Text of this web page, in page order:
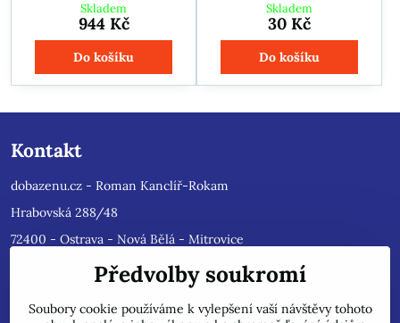
Skladem
944 Kč
Do košíku
Skladem
30 Kč
Do košíku
Kontakt
dobazenu.cz - Roman Kanclíř-Rokam
Hrabovská 288/48
72400 - Ostrava - Nová Bělá - Mitrovice
rokam@seznam.cz
(Prosíme nyní dotazy do mailu, ihned
odpovíme, jsme přetíženi). Reklamace prosíme pouze do mailu,
Předvolby soukromí
Soubory cookie používáme k vylepšení vaší návštěvy tohoto